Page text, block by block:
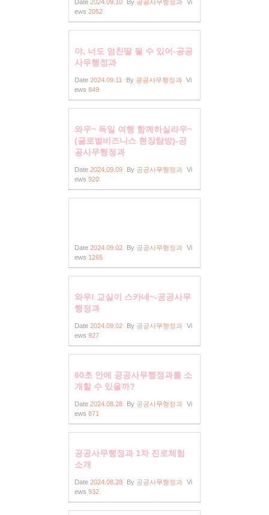
Date 2024.09.10 By 공공사무행정과 Vi
ews 2052
야, 너도 엄친딸 될 수 있어-공공
사무행정과
Date 2024.09.11 By 공공사무행정과 Vi
ews 849
와우~ 독일 여행 함께하실라우~
(글로벌비즈니스 현장탐방)-공
공사무행정과
Date 2024.09.09 By 공공사무행정과 Vi
ews 920
Date 2024.09.02 By 공공사무행정과 Vi
ews 1265
와우! 교실이 스카네~-공공사무
행정과
Date 2024.09.02 By 공공사무행정과 Vi
ews 927
60초 안에 공공사무행정과를 소
개할 수 있을까?
Date 2024.08.28 By 공공사무행정과 Vi
ews 871
공공사무행정과 1차 진로체험
소개
Date 2024.08.28 By 공공사무행정과 Vi
ews 932